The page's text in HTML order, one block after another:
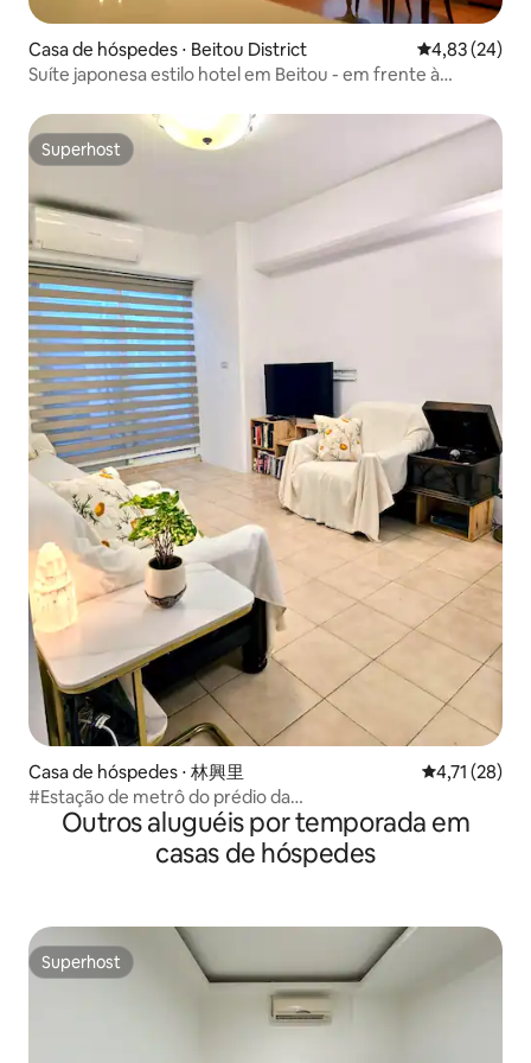
Casa de hóspedes ⋅ Beitou District 4,83 de uma
4,83 (24)
Suíte japonesa estilo hotel em Beitou - em frente à
Superhost
Superhost
Casa de hóspedes ⋅ 林興里 4,71 de uma
4,71 (28)
#Estação de metrô do prédio da
Taipower#Taishida/Gongguan/2 quartos/wifi/tranquilo e
acolhedor, com ar-condicionado frio e quente
Outros aluguéis por temporada em
casas de hóspedes
Superhost
Superhost